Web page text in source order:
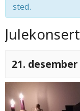
sted.
Julekonsert
21. desember